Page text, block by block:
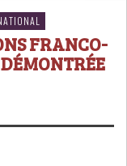
FRANCO-